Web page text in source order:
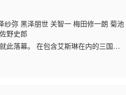
纱弥 黑泽朋世 关智一 梅田修一朗 菊池
野史郎
此落幕。 在包含艾斯琳在内的三国会
的下落，各国使者络绎不绝地前往博